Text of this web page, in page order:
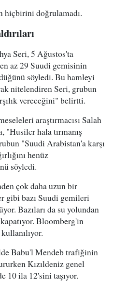
hiçbirini doğrulamadı.
Seri, 5 Ağustos'ta
az 29 Suudi gemisinin
söyledi. Bu hamleyi
nitelendiren Seri, grubun
vereceğini" belirtti.
araştırmacısı Salah
"Husiler hala tırmanış
"Suudi Arabistan'a karşı
henüz
söyledi.
çok daha uzun bir
gibi bazı Suudi gemileri
Bazıları da su yolundan
Bloomberg'in
Babu'l Mendeb trafiğinin
Kızıldeniz genel
10 ila 12'sini taşıyor.